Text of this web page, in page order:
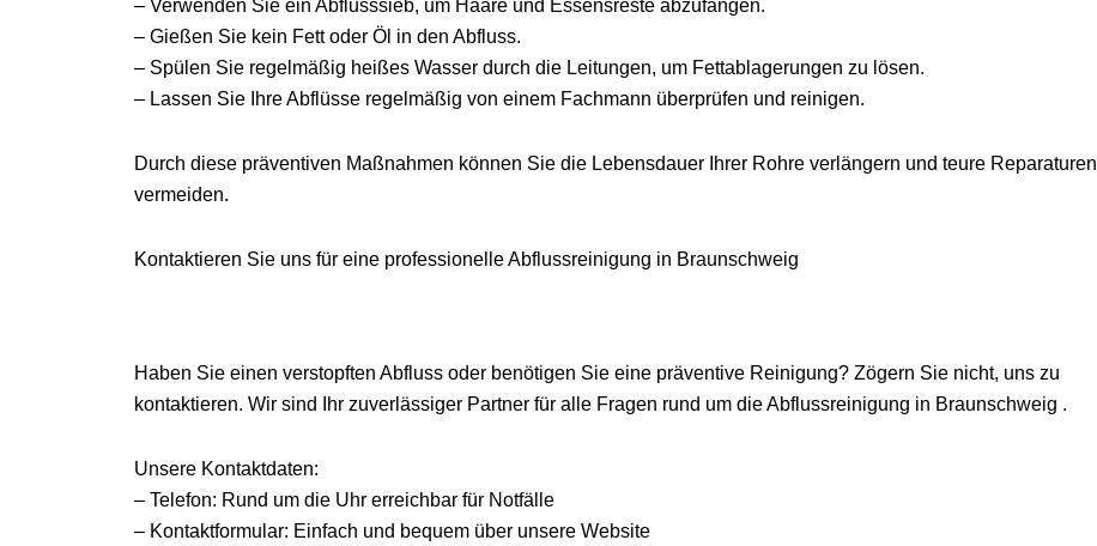
– Verwenden Sie ein Abflusssieb, um Haare und Essensreste abzufangen.
– Gießen Sie kein Fett oder Öl in den Abfluss.
– Spülen Sie regelmäßig heißes Wasser durch die Leitungen, um Fettablagerungen zu lösen.
– Lassen Sie Ihre Abflüsse regelmäßig von einem Fachmann überprüfen und reinigen.
Durch diese präventiven Maßnahmen können Sie die Lebensdauer Ihrer Rohre verlängern und teure Reparaturen
vermeiden.
Kontaktieren Sie uns für eine professionelle Abflussreinigung in Braunschweig
Haben Sie einen verstopften Abfluss oder benötigen Sie eine präventive Reinigung? Zögern Sie nicht, uns zu
kontaktieren. Wir sind Ihr zuverlässiger Partner für alle Fragen rund um die Abflussreinigung in Braunschweig .
Unsere Kontaktdaten:
– Telefon: Rund um die Uhr erreichbar für Notfälle
– Kontaktformular: Einfach und bequem über unsere Website